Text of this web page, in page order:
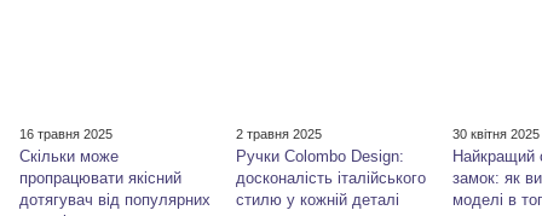
16 травня 2025
Скільки може
пропрацювати якісний
дотягувач від популярних
2 травня 2025
Ручки Colombo Design:
досконалість італійського
стилю у кожній деталі
30 квітня 2025
Найкращий
замок: як
моделі в